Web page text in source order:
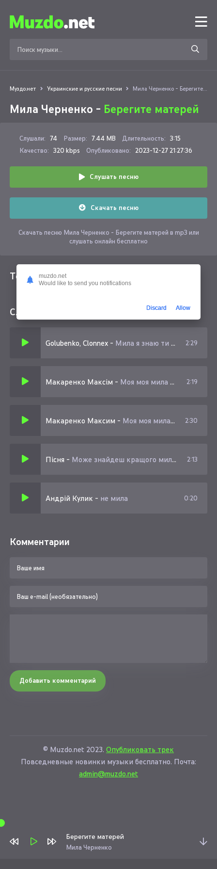
Муздо.нет Украинские и русские песни Мила Черненко - Берегите матерей
Мила Черненко - Берегите матерей
Слушали: 74 Размер: 7.44 MB Длительность: 3:15
Качество: 320 kbps Опубликовано: 2023-12-27 21:27:36
Слушать песню
Скачать песню
Скачать песню Мила Черненко - Берегите матерей в mp3 или
слушать онлайн бесплатно
Текст песни
Слушайте еще
Golubenko, Clonnex - Мила я знаю ти не винна 2:29
Макаренко Максiм - Моя моя мила з зеленими очима 2:19
Макаренко Максим - Моя моя мила ти серце так зiгрiла 2:30
Пісня - Може знайдеш кращого мила будеш 2:13
Андрій Кулик - не мила 0:20
Комментарии
Добавить комментарий
© Muzdo.net 2023. Опубликовать трек
Повседневные новинки музыки бесплатно. Почта:
admin@muzdo.net
Берегите матерей
Мила Черненко
muzdo.net
Would like to send you notifications
Discard Allow